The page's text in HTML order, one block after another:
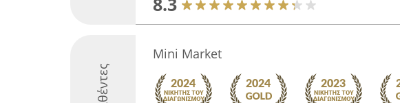
Mini Market